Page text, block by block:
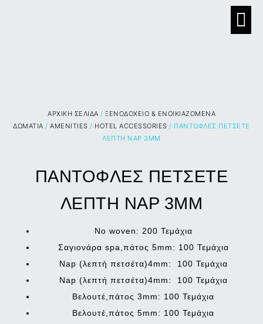
ΑΡΧΙΚΉ ΣΕΛΊΔΑ / ΞΕΝΟΔΟΧΕΙΟ & ΕΝΟΙΚΙΑΖΟΜΕΝΑ
ΔΩΜΑΤΙΑ /AMENITIES / HOTEL ACCESSORIES / ΠΑΝΤΟΦΛΕΣ ΠΕΤΣΕΤΕ
ΛΕΠΤΗ NAP 3MM
ΠΑΝΤΟΦΛΕΣ ΠΕΤΣΕΤΕ
ΛΕΠΤΗ NAP 3MM
No woven: 200 Τεμάχια
Σαγιονάρα spa,πάτος 5mm: 100 Τεμάχια
Νap (λεπτή πετσέτα)4mm: 100 Τεμάχια
Νap (λεπτή πετσέτα)4mm: 100 Τεμάχια
Βελουτέ,πάτος 3mm: 100 Τεμάχια
Βελουτέ,πάτος 5mm: 100 Τεμάχια